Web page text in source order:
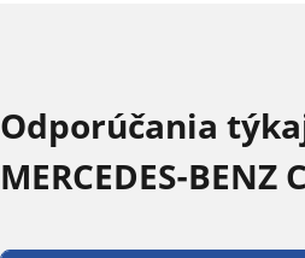
Odporúčania
MERCEDES-BENZ